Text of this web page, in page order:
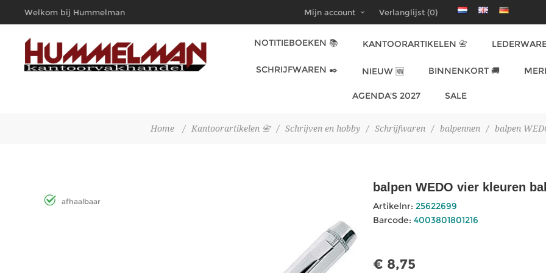
Welkom bij Hummelman
Kantoorvakhandel
Mijn account Verlanglijst (0)
NOTITIEBOEKEN 📚 KANTOORARTIKELEN 📇
SCHRIJFWAREN ✒️ NIEUW 🆕 BINNENKORT 🚚
AGENDA'S 2027 SALE
Home / Kantoorartikelen 📇 / Schrijven en hobby / Schrijfwaren / balpennen / balpen
afhaalbaar
balpen WEDO vier kleuren
Artikelnr: 25622699
Barcode: 4003801801216
€ 8,75